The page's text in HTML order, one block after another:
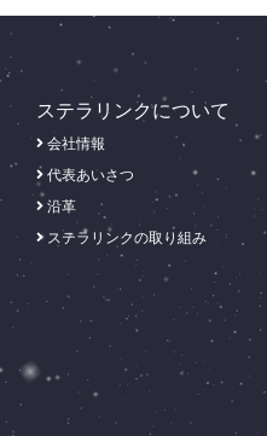
ステラリンクについて
会社情報
代表あいさつ
沿革
ステラリンクの取り組み